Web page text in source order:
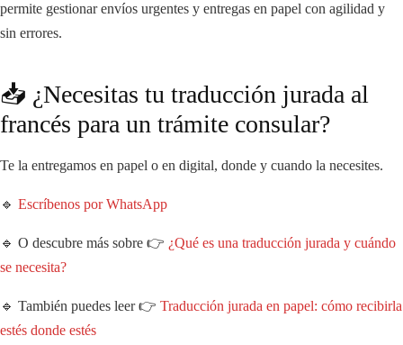
permite gestionar envíos urgentes y entregas en papel con agilidad y
sin errores.
📥 ¿Necesitas tu traducción jurada al
francés para un trámite consular?
Te la entregamos en papel o en digital, donde y cuando la necesites.
🔹 Escríbenos por WhatsApp
🔹 O descubre más sobre 👉 ¿Qué es una traducción jurada y cuándo
se necesita?
🔹 También puedes leer 👉 Traducción jurada en papel: cómo recibirla
estés donde estés